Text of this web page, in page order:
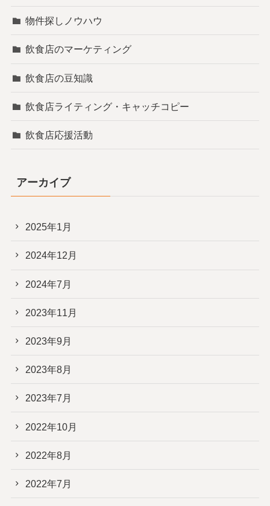
物件探しノウハウ
飲食店のマーケティング
飲食店の豆知識
飲食店ライティング・キャッチコピー
飲食店応援活動
アーカイブ
2025年1月
2024年12月
2024年7月
2023年11月
2023年9月
2023年8月
2023年7月
2022年10月
2022年8月
2022年7月